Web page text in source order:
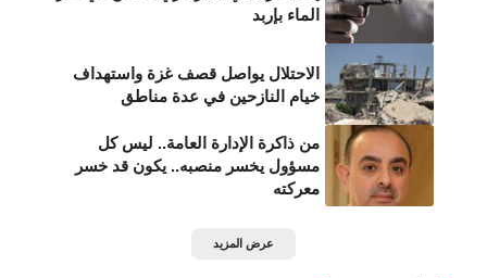
الماء بإربد
الاحتلال يواصل قصف غزة واستهداف
خيام النازحين في عدة مناطق
من ذاكرة الإدارة العامة.. ليس كل
مسؤول يخسر منصبه.. يكون قد خسر
معركته
عرض المزيد